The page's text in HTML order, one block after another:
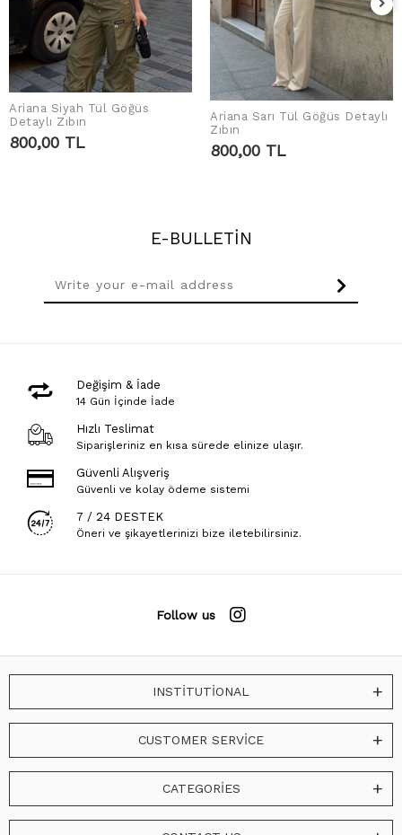
ADD TO CART
Ariana Siyah Tül Göğüs
Detaylı Zıbın
800,00 TL
ADD TO CART
Ariana Sarı Tül Göğüs Detaylı
Zıbın
800,00 TL
E-BULLETİN
Değişim & İade
14 Gün İçinde İade
Hızlı Teslimat
Siparişleriniz en kısa sürede elinize ulaşır.
Güvenli Alışveriş
Güvenli ve kolay ödeme sistemi
7 / 24 DESTEK
Öneri ve şikayetlerinizi bize iletebilirsiniz.
Follow us
INSTİTUTİONAL
CUSTOMER SERVİCE
CATEGORİES